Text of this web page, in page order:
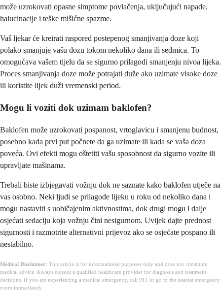
može uzrokovati opasne simptome povlačenja, uključujući napade,
halucinacije i teške mišićne spazme.
Vaš ljekar će kreirati raspored postepenog smanjivanja doze koji
polako smanjuje vašu dozu tokom nekoliko dana ili sedmica. To
omogućava vašem tijelu da se sigurno prilagodi smanjenju nivoa lijeka.
Proces smanjivanja doze može potrajati duže ako uzimate visoke doze
ili koristite lijek duži vremenski period.
Mogu li voziti dok uzimam baklofen?
Baklofen može uzrokovati pospanost, vrtoglavicu i smanjenu budnost,
posebno kada prvi put počnete da ga uzimate ili kada se vaša doza
poveća. Ovi efekti mogu oštetiti vašu sposobnost da sigurno vozite ili
upravljate mašinama.
Trebali biste izbjegavati vožnju dok ne saznate kako baklofen utječe na
vas osobno. Neki ljudi se prilagode lijeku u roku od nekoliko dana i
mogu nastaviti s uobičajenim aktivnostima, dok drugi mogu i dalje
osjećati sedaciju koja vožnju čini nesigurnom. Uvijek dajte prednost
sigurnosti i razmotrite alternativni prijevoz ako se osjećate pospano ili
nestabilno.
Medical Disclaimer: This article is for informational purposes only and does not constitute
medical advice. Always consult a qualified healthcare provider for diagnosis and treatment
decisions. If you are experiencing a medical emergency, call 911 or go to the nearest emergency
room immediately.